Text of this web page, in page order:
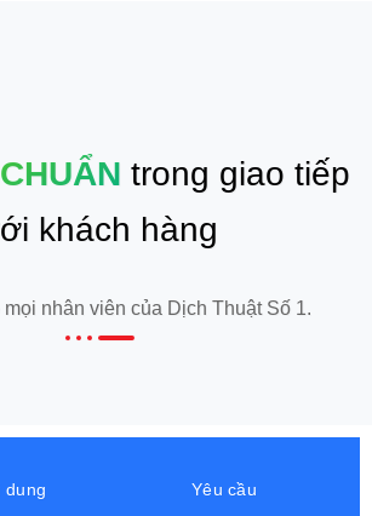
trong giao tiếp
khách hàng
nhân viên của Dịch Thuật Số 1.
dung Yêu cầu